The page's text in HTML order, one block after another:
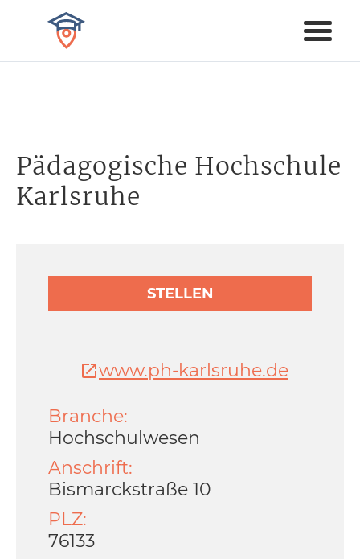
Pädagogische Hochschule
Karlsruhe
STELLEN
www.ph-karlsruhe.de
Branche:
Hochschulwesen
Anschrift:
Bismarckstraße 10
PLZ:
76133